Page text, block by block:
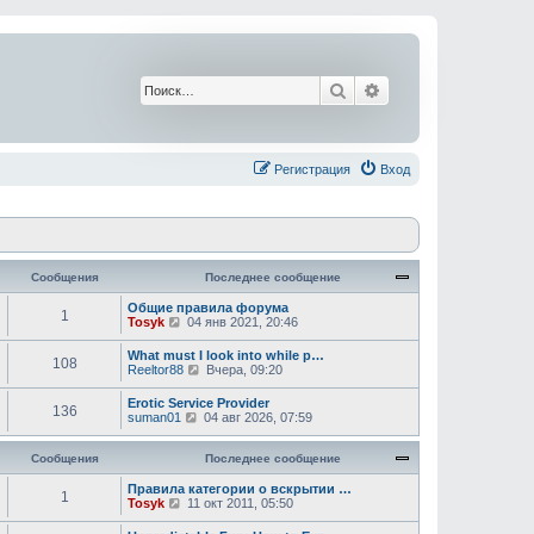
Поиск
Вход
Регистрация
Сообщения Последнее сообщение
1
Общие правила форума
Tosyk
П
е
й
т
и
к
п
л
е
д
н
04 янв 2021, 20:46
108
What must I look into while p…
Reeltor88
П
е
й
т
и
о
с
л
Вчера, 09:20
136
Erotic Service Provider
suman01
П
р
е
й
т
и
п
04 авг 2026, 07:59
Сообщения Последнее сообщение
1
Правила категории о вскрытии …
Tosyk
П
р
11 окт 2011, 05:50